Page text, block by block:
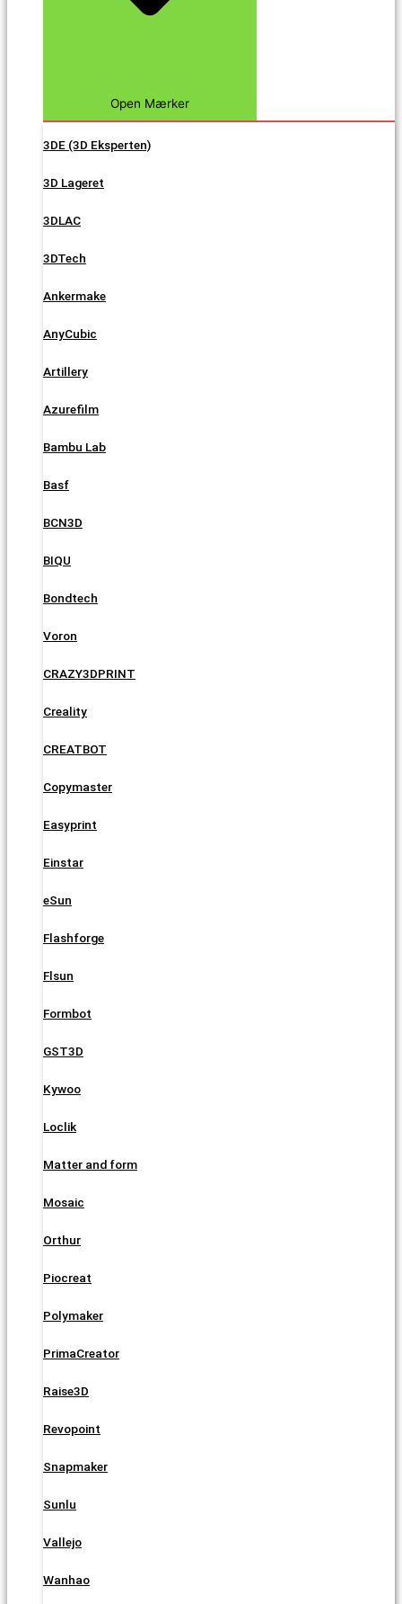
Open Mærker
3DE (3D Eksperten)
3D Lageret
3DLAC
3DTech
Ankermake
AnyCubic
Artillery
Azurefilm
Bambu Lab
Basf
BCN3D
BIQU
Bondtech
Voron
CRAZY3DPRINT
Creality
CREATBOT
Copymaster
Easyprint
Einstar
eSun
Flashforge
Flsun
Formbot
GST3D
Kywoo
Loclik
Matter and form
Mosaic
Orthur
Piocreat
Polymaker
PrimaCreator
Raise3D
Revopoint
Snapmaker
Sunlu
Vallejo
Wanhao